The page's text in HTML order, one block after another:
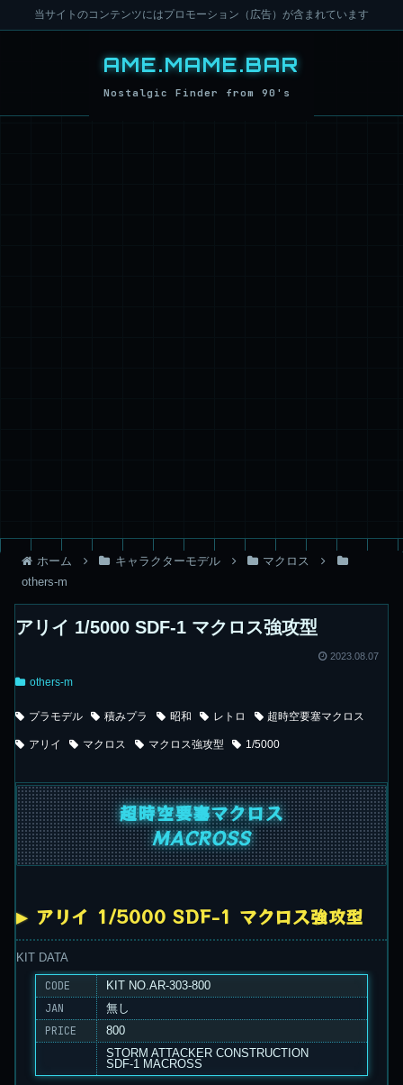
当サイトのコンテンツにはプロモーション（広告）が含まれています
ホーム キャラクターモデル
マクロス
others-m
アリイ 1/5000 SDF-1 マクロス強攻型
2023.08.07
others-m
プラモデル 積みプラ 昭和 レトロ 超時空要塞マクロス
アリイ マクロス マクロス強攻型 1/5000
超時空要塞マクロス
MACROSS
アリイ 1/5000 SDF-1 マクロス強攻型
KIT DATA
CODE KIT NO.AR-303-800
JAN 無し
PRICE
800
STORM ATTACKER CONSTRUCTION
SDF-1 MACROSS